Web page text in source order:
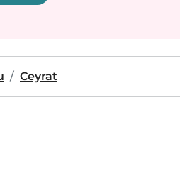
Ceyrat